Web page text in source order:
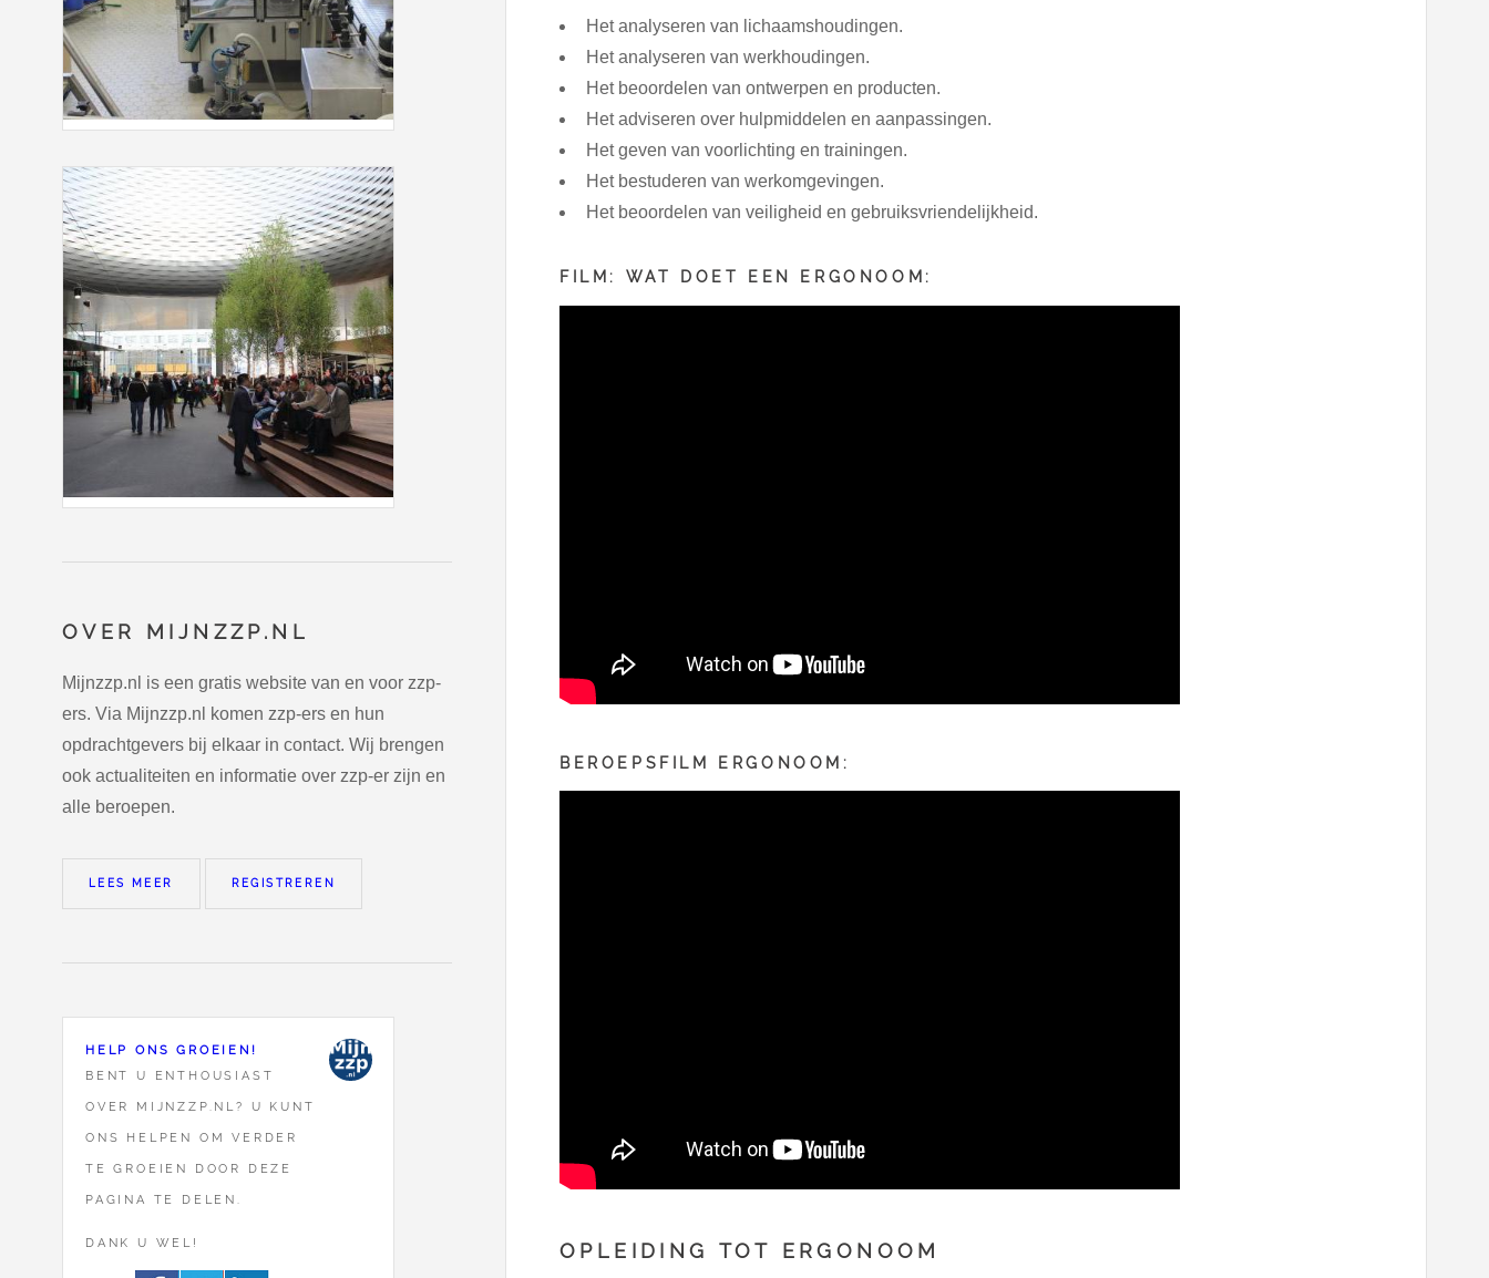
OVER MIJNZZP.NL
Mijnzzp.nl is een gratis website van en voor zzp-
ers. Via Mijnzzp.nl komen zzp-ers en hun
opdrachtgevers bij elkaar in contact. Wij brengen
ook actualiteiten en informatie over zzp-er zijn en
alle beroepen.
LEES MEER REGISTREREN
HELP ONS GROEIEN!
BENT U ENTHOUSIAST
OVER MIJNZZP.NL? U KUNT
ONS HELPEN OM VERDER
TE GROEIEN DOOR DEZE
PAGINA TE DELEN.
DANK U WEL!
Het analyseren van lichaamshoudingen.
Het analyseren van werkhoudingen.
Het beoordelen van ontwerpen en producten.
Het adviseren over hulpmiddelen en aanpassingen.
Het geven van voorlichting en trainingen.
Het bestuderen van werkomgevingen.
Het beoordelen van veiligheid en gebruiksvriendelijkheid.
FILM: WAT DOET EEN ERGONOOM:
BEROEPSFILM ERGONOOM:
OPLEIDING TOT ERGONOOM